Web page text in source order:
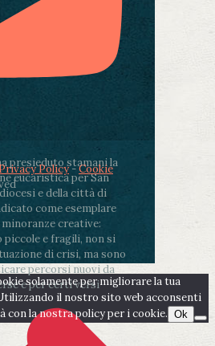
presieduto stamani la
eucaristica per San
e della città di
come esemplare
creative:
piccole e fragili, non si
di crisi, ma sono
percorsi nuovi da
e per certi versi
Privacy Policy-Cookie
solamente per migliorare la tua
il nostro sito web acconsenti
la nostra policy per i cookie. Ok